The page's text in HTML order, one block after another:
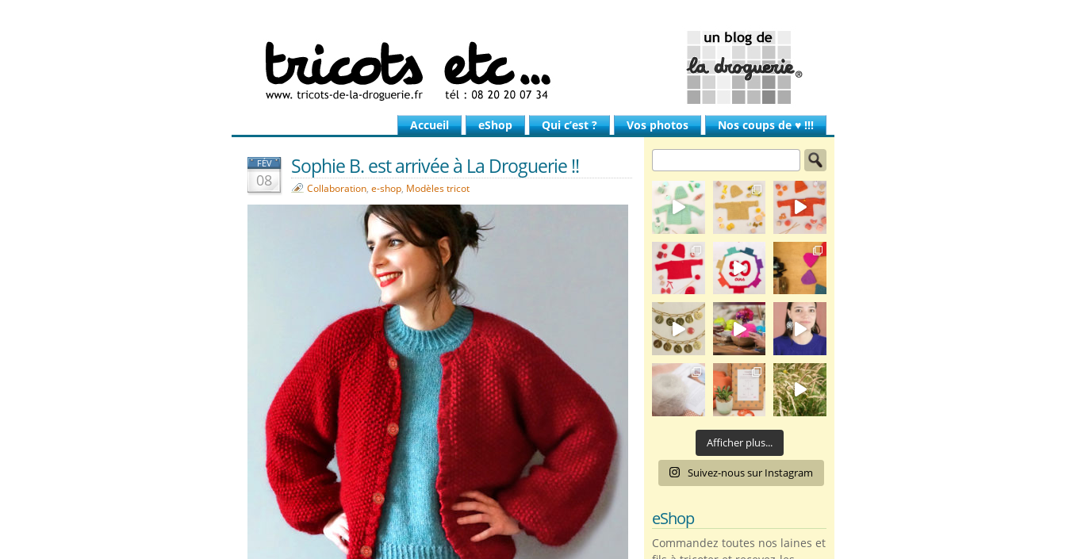
Accueil eShop Qui c’est ? Vos photos Nos coups de ♥ !!!
FÉV
08
Sophie B. est arrivée à La Droguerie !!
Collaboration, e-shop, Modèles tricot
Afficher plus...
Suivez-nous sur Instagram
eShop
Commandez toutes nos laines et